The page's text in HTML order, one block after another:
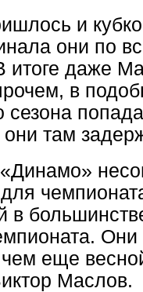
и
они по
даже
в
сезона
они там
в
еще
Маслов.